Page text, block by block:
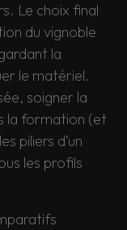
Le choix final
du vignoble
la
le matériel.
soigner la
la formation (et
piliers d’un
les profils